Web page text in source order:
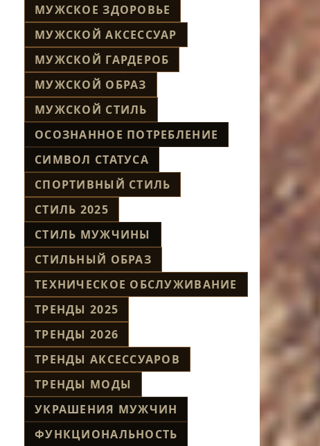
МУЖСКОЕ ЗДОРОВЬЕ
МУЖСКОЙ АКСЕССУАР
МУЖСКОЙ ГАРДЕРОБ
МУЖСКОЙ ОБРАЗ
МУЖСКОЙ СТИЛЬ
ОСОЗНАННОЕ ПОТРЕБЛЕНИЕ
СИМВОЛ СТАТУСА
СПОРТИВНЫЙ СТИЛЬ
СТИЛЬ 2025
СТИЛЬ МУЖЧИНЫ
СТИЛЬНЫЙ ОБРАЗ
ТЕХНИЧЕСКОЕ ОБСЛУЖИВАНИЕ
ТРЕНДЫ 2025
ТРЕНДЫ 2026
ТРЕНДЫ АКСЕССУАРОВ
ТРЕНДЫ МОДЫ
УКРАШЕНИЯ МУЖЧИН
ФУНКЦИОНАЛЬНОСТЬ